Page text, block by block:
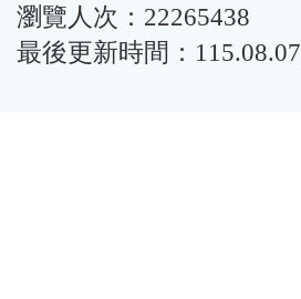
瀏覽人次：22265438
最後更新時間：115.08.07